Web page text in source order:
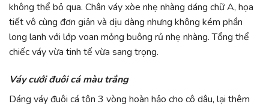
không thể bỏ qua. Chân váy xòe nhẹ nhàng dáng chữ A, họa
tiết vô cùng đơn giản và dịu dàng nhưng không kém phần
long lanh với lớp voan mỏng buông rủ nhẹ nhàng. Tổng thể
chiếc váy vừa tinh tế vừa sang trọng.
Váy cưới đuôi cá màu trắng
Dáng váy đuôi cá tôn 3 vòng hoàn hảo cho cô dâu, lại thêm